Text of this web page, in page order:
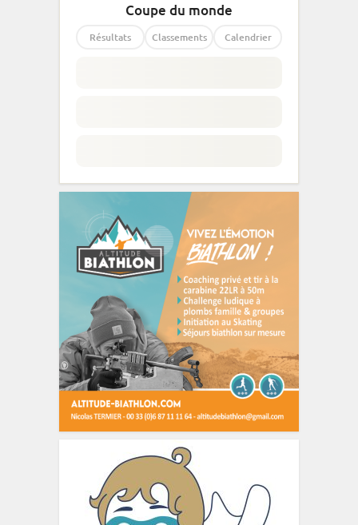
Coupe du monde
Résultats Classements Calendrier